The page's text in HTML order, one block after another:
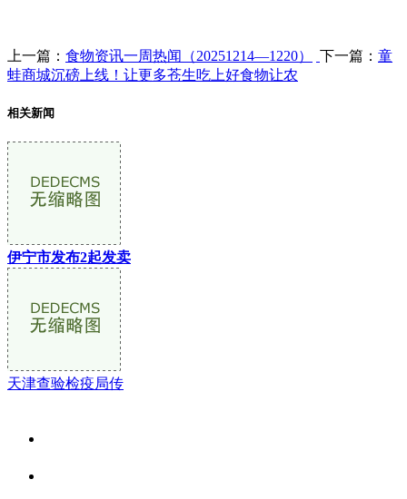
上一篇： 食物资讯一周热闻（20251214—1220） 下一篇： 童
蛙商城沉磅上线！让更多苍生吃上好食物让农
相关新闻
伊宁市发布2起发卖
天津查验检疫局传